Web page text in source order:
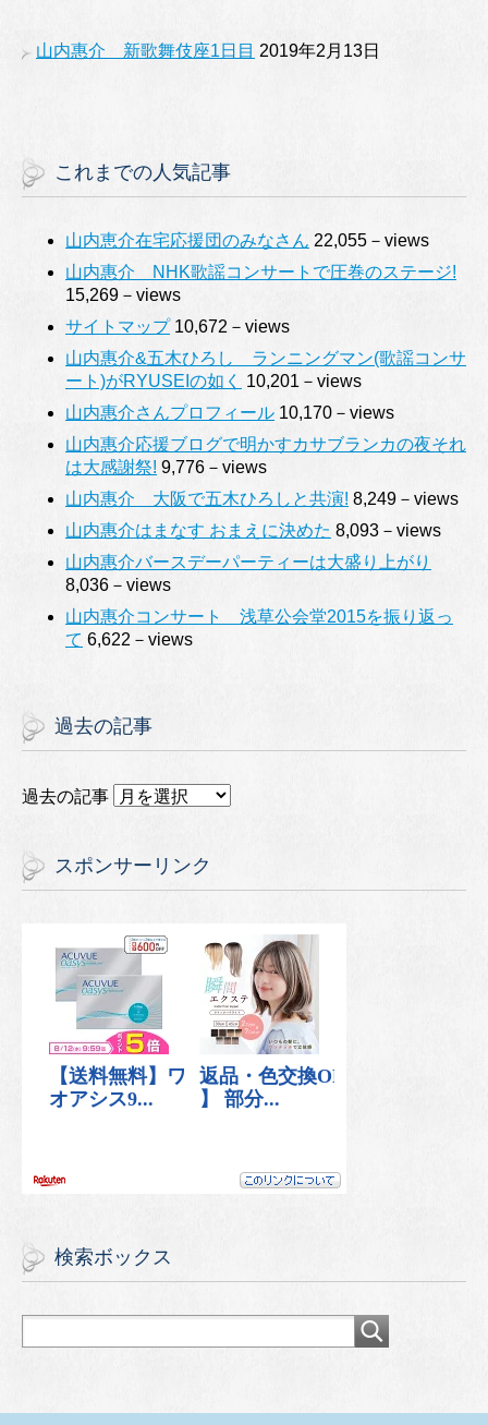
山内惠介 新歌舞伎座1日目 2019年2月13日
これまでの人気記事
山内恵介在宅応援団のみなさん 22,055－views
山内惠介 NHK歌謡コンサートで圧巻のステージ!
15,269－views
サイトマップ10,672－views
山内惠介&五木ひろし ランニングマン(歌謡コンサ
ート)がRYUSEIの如く
10,201－views
山内惠介さんプロフィール 10,170－views
山内惠介応援ブログで明かすカサブランカの夜それ
は大感謝祭! 9,776－views
山内惠介 大阪で五木ひろしと共演! 8,249－views
山内惠介はまなす おまえに決めた 8,093－views
山内惠介バースデーパーティーは大盛り上がり
8,036－views
山内惠介コンサート 浅草公会堂2015を振り返っ
て 6,622－views
過去の記事
過去の記事
スポンサーリンク
検索ボックス